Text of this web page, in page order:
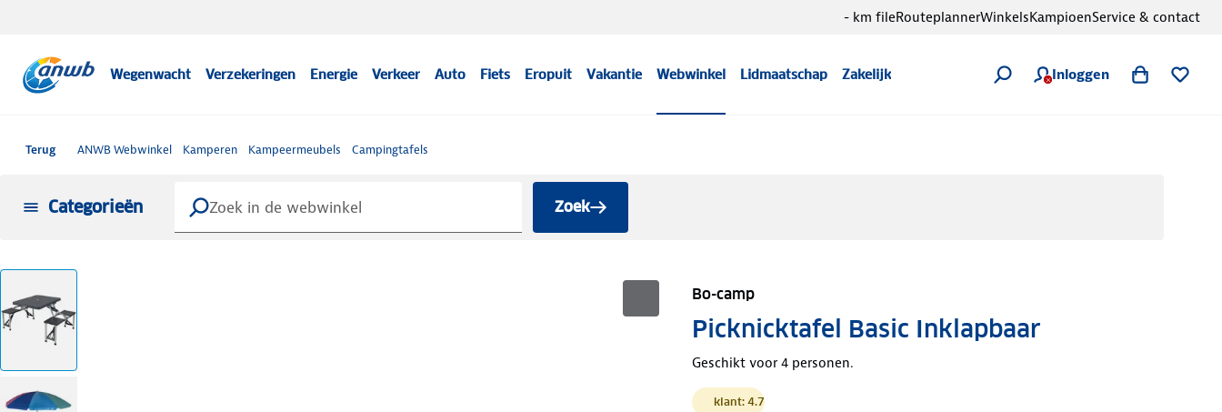
Wegenwacht Verzekeringen Energie Verkeer Auto Fiets Eropuit Vakantie Webwinkel Lidmaatschap Zakelijk Inloggen
- km fileRouteplannerWinkelsKampioenService & contact
Terug ANWB Webwinkel Kamperen Kampeermeubels Campingtafels
Categorieën Zoek
Bo-camp
Picknicktafel Basic Inklapbaar
Geschikt voor 4 personen.
klant: 4.7